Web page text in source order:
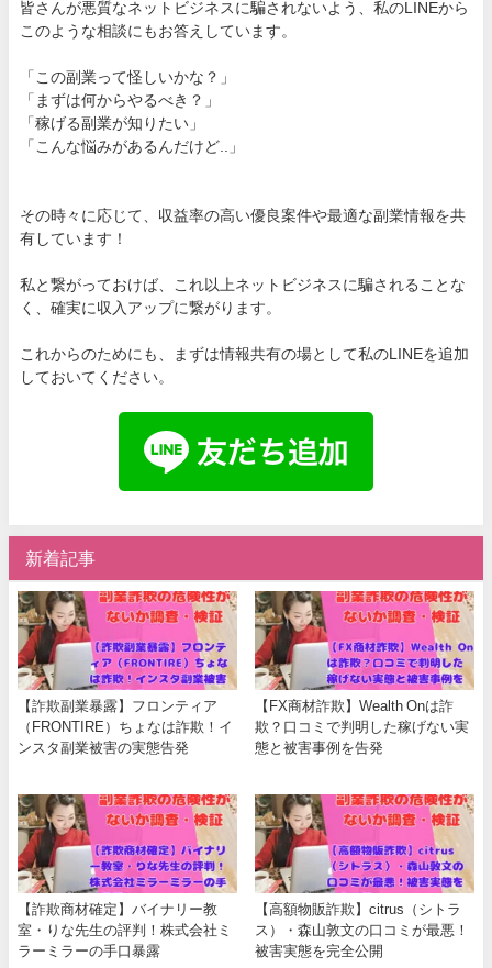
皆さんが悪質なネットビジネスに騙されないよう、私のLINEから
このような相談にもお答えしています。
「この副業って怪しいかな？」
「まずは何からやるべき？」
「稼げる副業が知りたい」
「こんな悩みがあるんだけど..」
その時々に応じて、収益率の高い優良案件や最適な副業情報を共
有しています！
私と繋がっておけば、これ以上ネットビジネスに騙されることな
く、確実に収入アップに繋がります。
これからのためにも、まずは情報共有の場として私のLINEを追加
しておいてください。
新着記事
【詐欺副業暴露】フロンティア
（FRONTIRE）ちょなは詐欺！イ
ンスタ副業被害の実態告発
【FX商材詐欺】Wealth Onは詐
欺？口コミで判明した稼げない実
態と被害事例を告発
【詐欺商材確定】バイナリー教
室・りな先生の評判！株式会社ミ
ラーミラーの手口暴露
【高額物販詐欺】citrus（シトラ
ス）・森山敦文の口コミが最悪！
被害実態を完全公開